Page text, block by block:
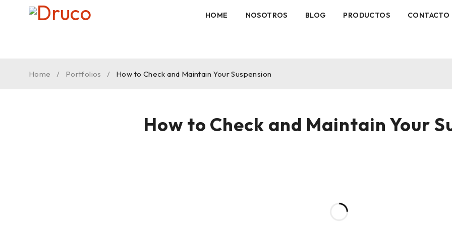
HOME NOSOTROS BLOG PRODUCTOS CONTACTO
Home / Portfolios / How to Check and Maintain Your Suspension
How to Check and Maintain Your